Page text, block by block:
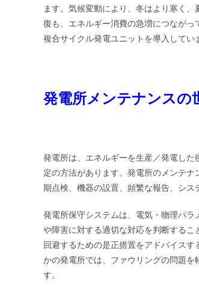
ます。気候変動により、冬はより寒く
復も、エネルギー消費の急増につなが
複合サイクル発電ユニットを導入してい
発電所メンテナンスの
発電所は、エネルギーを生産／発電し
定の方法があります。発電所のメンテ
期点検、機器の設置、頻繁な報告、シス
発電所保守システムは、電気・物理パ
や障害に対する適切な対応を判断する
回避するための是正措置をアドバイス
かの発電所では、ファウリングの問題
す。